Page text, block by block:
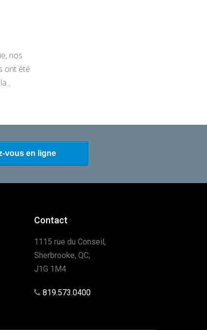
nos
ont été
Contact
1115 rue du Conseil,
Sherbrooke, QC,
J1G 1M4
819.573.0400